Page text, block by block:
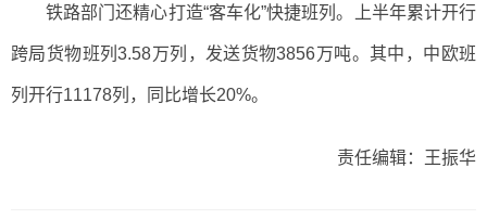
铁路部门还精心打造“客车化”快捷班列。上半年累计开行
跨局货物班列3.58万列，发送货物3856万吨。其中，中欧班
列开行11178列，同比增长20%。
责任编辑：王振华